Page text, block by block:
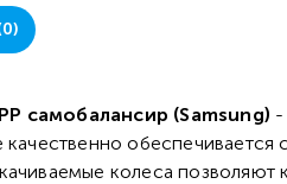
самобалансир (Samsung) -
колеса